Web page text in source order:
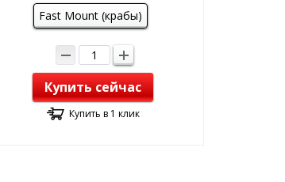
Fast Mount (крабы)
Купить сейчас
Купить в 1 клик